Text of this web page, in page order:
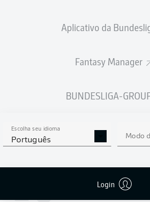
Aplicativo da
Fantasy Manager
BUNDESLIGA-
Escolha seu idioma
Português Modo
Login